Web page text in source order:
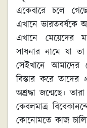
একেবারে চলে
এখানে ভারতবর্ষকে
এখানে মেয়েদের
সাধনার নামে যা
সেইখানে
বিস্তার করে তাদের
অশ্রদ্ধা জন্মেছে।
কেবলমাত্র
কোনোমতে কাজ